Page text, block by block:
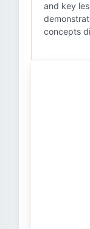
and key
concepts